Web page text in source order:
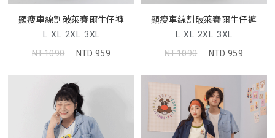
顯瘦車線割破萊賽爾牛仔褲
L XL 2XL 3XL
NT.1090
NTD.959
顯瘦車線割破萊賽爾牛仔褲
L XL 2XL 3XL
NT.1090
NTD.959